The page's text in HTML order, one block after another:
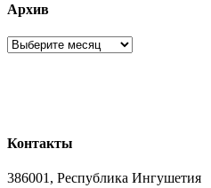
Архив
Архив
Контакты
386001, Республика Ингушетия